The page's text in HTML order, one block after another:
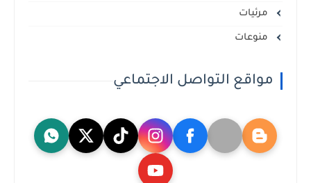
مرئيات
منوعات
مواقع التواصل الاجتماعي